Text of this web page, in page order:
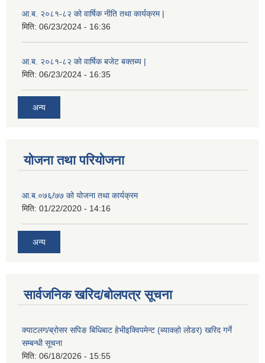
आ.ब. २०८१-८२ को वार्षिक नीति तथा कार्यक्रम |
मिति: 06/23/2024 - 16:36
आ.ब. २०८१-८२ को वार्षिक बजेट बक्तब्य |
मिति: 06/23/2024 - 16:35
अन्य
योजना तथा परियोजना
आ.ब.०७६/७७ को योजना तथा कार्यक्रम
मिति: 01/22/2020 - 14:16
अन्य
सार्वजनिक खरिद/बोलपत्र सूचना
क्याटलग/ब्रोसर सपिङ बिधिबाट हेभीइक्विपमेन्ट (ब्याकहो लोडर) खरिद गर्ने
सम्बन्धी सूचना
मिति: 06/18/2026 - 15:55